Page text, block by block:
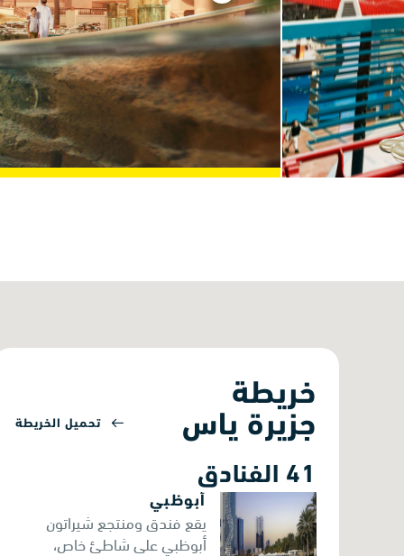
خريطة
جزيرة ياس
تحميل الخريطة
41 الفنادق
جراند ميلينيوم الوحدة
فضلاً عن إمكانية الوصول
المباشر إلى المركز التجاري
الشهير، يسعد فندق جراند
ميلينيوم الوحدة نزلاءه بأكبر نادٍ
صحي في المدينة، وردهة
للأطفال وخمسة مطاعم أنيقة.
اتجاه عرض أكثر
يقع جميرا في منتجع جزيرة
اتجاه عرض أكثر
فندق ومنتجع شيراتون
أبوظبي
يقع فندق ومنتجع شيراتون
أبوظبي على شاطئ خاص،